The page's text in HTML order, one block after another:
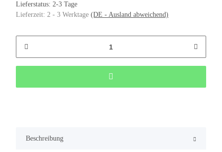
Lieferstatus: 2-3 Tage
Lieferzeit: 2 - 3 Werktage (DE - Ausland abweichend)
Beschreibung